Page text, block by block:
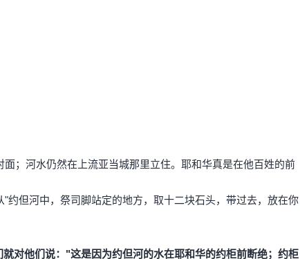
；河水仍然在上流亚当城那里立住。耶和华真是在他百姓的前
约但河中，祭司脚站定的地方，取十二块石头，带过去，放在你
对他们说："这是因为约但河的水在耶和华的约柜前断绝；约柜